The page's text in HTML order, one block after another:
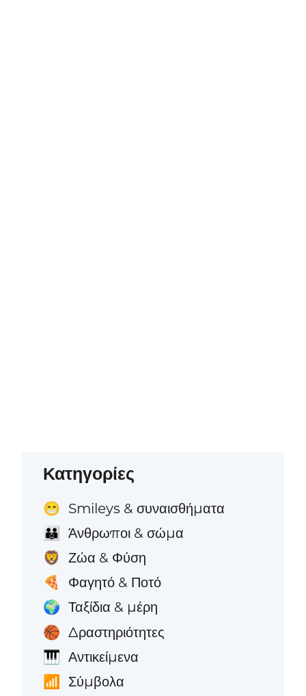
Κατηγορίες
😁 Smileys & συναισθήματα
👪 Άνθρωποι & σώμα
🦁 Ζώα & Φύση
🍕 Φαγητό & Ποτό
🌍 Ταξίδια & μέρη
🏀 Δραστηριότητες
🎹 Αντικείμενα
📶 Σύμβολα